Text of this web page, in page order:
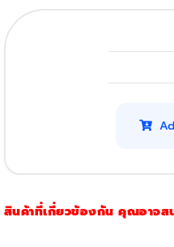
สินค้าที่เกี่ยวข้องกัน คุณอาจส